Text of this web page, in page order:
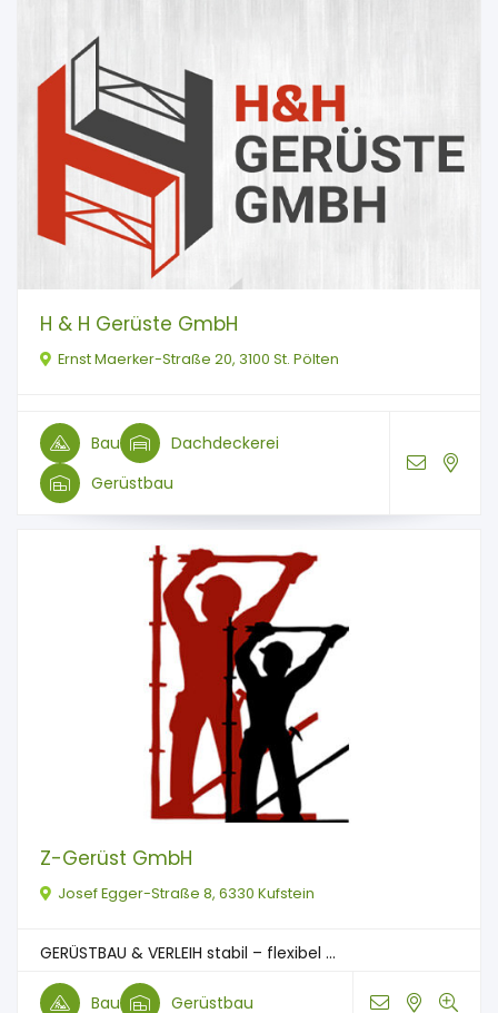
H & H Gerüste GmbH
Ernst Maerker-Straße 20, 3100 St. Pölten
Bau
Dachdeckerei
Gerüstbau
Z-Gerüst GmbH
Josef Egger-Straße 8, 6330 Kufstein
GERÜSTBAU & VERLEIH stabil – flexibel ...
Bau Gerüstbau